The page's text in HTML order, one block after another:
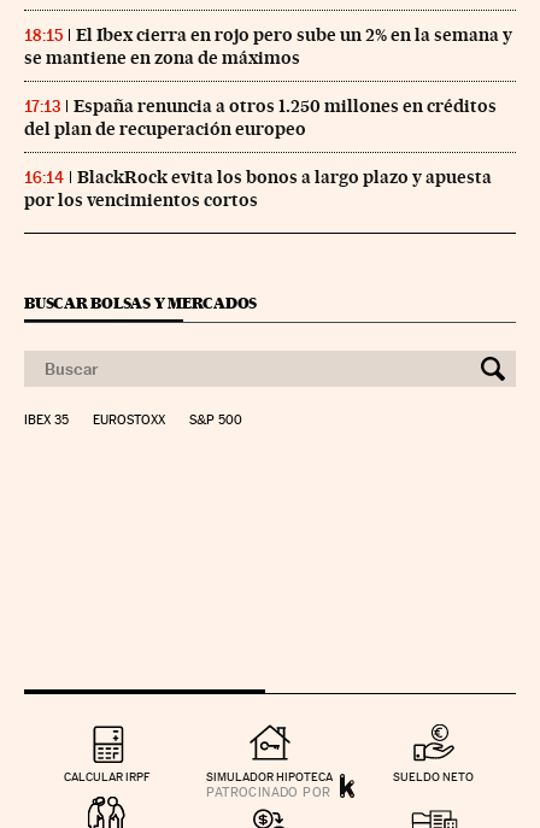
18:15
El Ibex cierra en rojo pero sube un 2% en la semana y
se mantiene en zona de máximos
17:13
España renuncia a otros 1.250 millones en créditos
del plan de recuperación europeo
16:14
BlackRock evita los bonos a largo plazo y apuesta
por los vencimientos cortos
BUSCAR BOLSAS Y MERCADOS
IBEX 35 EUROSTOXX S&P 500
CALCULAR IRPF SIMULADOR HIPOTECA SUELDO NETO